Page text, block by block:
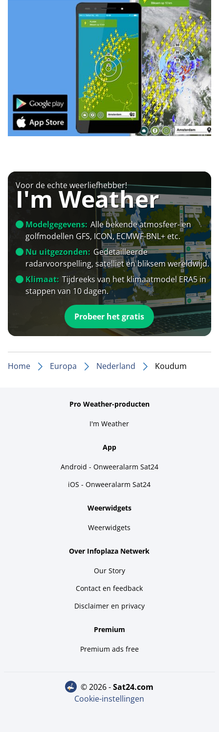
Voor de echte weerliefhebber!
I'm Weather
Modelgegevens: Alle bekende atmosfeer- en
golfmodellen GFS, ICON, ECMWF-BNL+ etc.
Nu uitgezonden: Gedetailleerde
radarvoorspelling, satelliet en bliksem wereldwijd.
Klimaat: Tijdreeks van het klimaatmodel ERA5 in
stappen van 10 dagen.
Probeer het gratis
Home Europa Nederland Koudum
Pro Weather-producten
I'm Weather
App
Android - Onweeralarm Sat24
iOS - Onweeralarm Sat24
Weerwidgets
Weerwidgets
Over Infoplaza Netwerk
Our Story
Contact en feedback
Disclaimer en privacy
Premium
Premium ads free
© 2026 - sat24.com
Cookie-instellingen